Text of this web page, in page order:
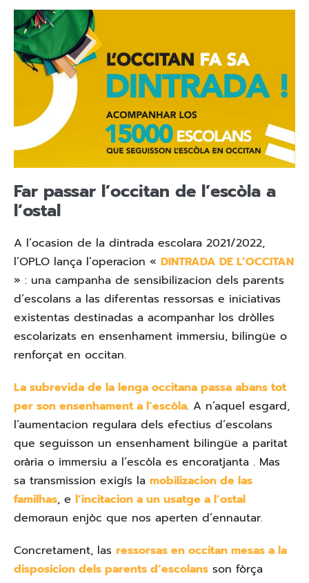
Far passar l’occitan de l’escòla a
l’ostal
A l’ocasion de la dintrada escolara 2021/2022,
l’OPLO lança l’operacion « DINTRADA DE L’OCCITAN
» : una campanha de sensibilizacion dels parents
d’escolans a las diferentas ressorsas e iniciativas
existentas destinadas a acompanhar los dròlles
escolarizats en ensenhament immersiu, bilingüe o
renforçat en occitan.
La subrevida de la lenga occitana passa abans tot
per son ensenhament a l’escòla. A n’aquel esgard,
l’aumentacion regulara dels efectius d’escolans
que seguisson un ensenhament bilingüe a paritat
orària o immersiu a l’escòla es encoratjanta . Mas
sa transmission exigís la mobilizacion de las
familhas, e l’incitacion a un usatge a l’ostal
demoraun enjòc que nos aperten d’ennautar.
Concretament, las ressorsas en occitan mesas a la
disposicion dels parents d’escolans son fòrça